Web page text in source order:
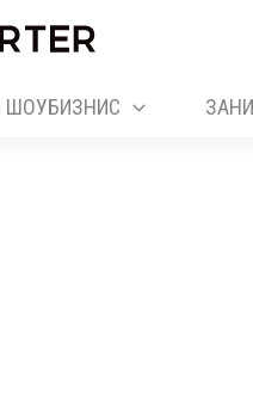
ШОУБИЗНИС